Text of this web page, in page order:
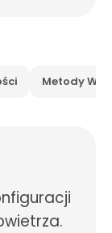
Metody